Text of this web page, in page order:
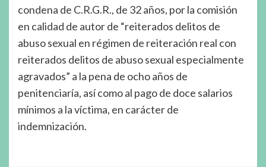
condena de C.R.G.R., de 32 años, por la comisión
en calidad de autor de “reiterados delitos de
abuso sexual en régimen de reiteración real con
reiterados delitos de abuso sexual especialmente
agravados” a la pena de ocho años de
penitenciaría, así como al pago de doce salarios
mínimos a la víctima, en carácter de
indemnización.